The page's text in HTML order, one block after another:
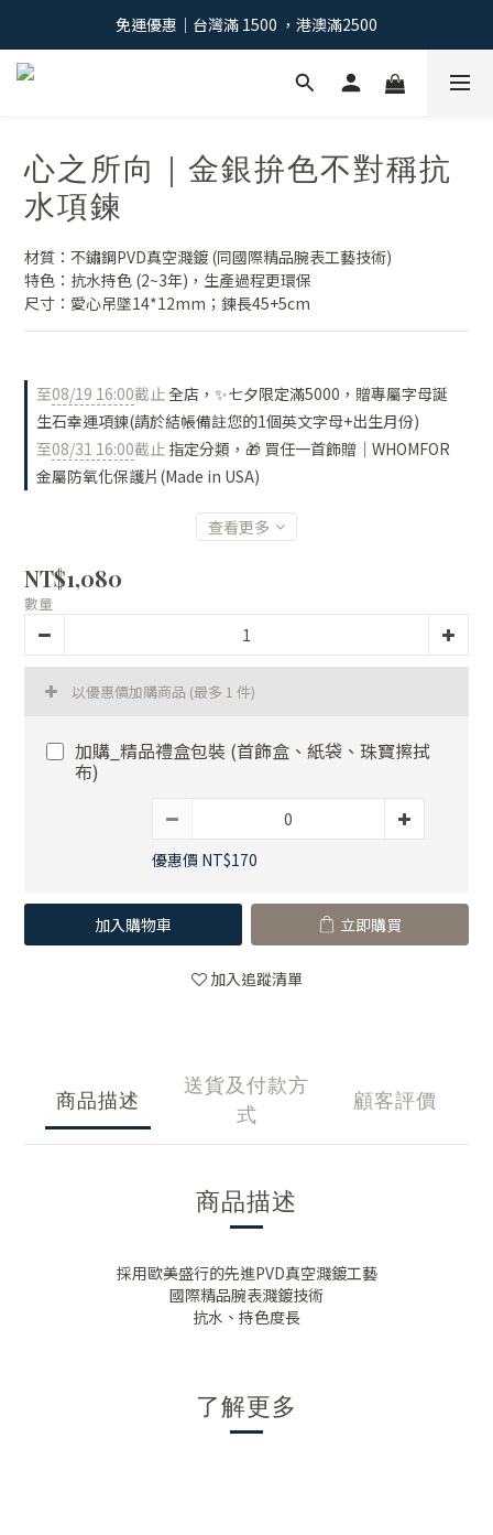
免運優惠｜台灣滿 1500 ，港澳滿2500
免運優惠｜台灣滿 1500 ，港澳滿2500
註冊會員：獲得100元購物金 >
心之所向｜金銀拚色不對稱抗
水項鍊
材質：不鏽鋼PVD真空濺鍍 (同國際精品腕表工藝技術)
特色：抗水持色 (2~3年)，生產過程更環保
尺寸：愛心吊墜14*12mm；鍊長45+5cm
至08/19 16:00截止全店，✨七夕限定滿5000，贈專屬字母誕
生石幸運項鍊(請於結帳備註您的1個英文字母+出生月份)
至08/31 16:00截止 指定分類，🎁 買任一首飾贈｜WHOMFOR
金屬防氧化保護片(Made in USA)
查看更多
NT$1,080
數量
以優惠價加購商品 (最多 1 件)
加購_精品禮盒包裝 (首飾盒、紙袋、珠寶擦拭
布)
優惠價 NT$170
加入購物車 立即購買
加入追蹤清單
商品描述
送貨及付款方
式
顧客評價
商品描述
採用歐美盛行的先進PVD真空濺鍍工藝
國際精品腕表濺鍍技術
抗水、持色度長
了解更多